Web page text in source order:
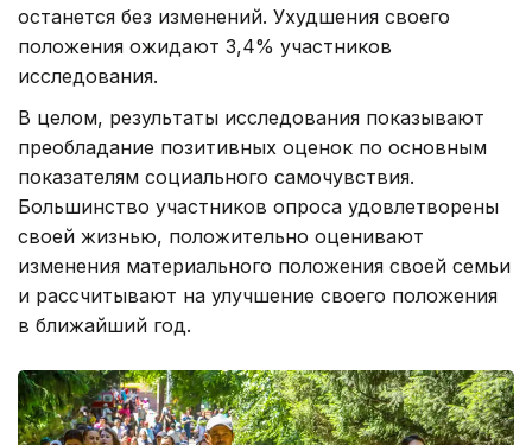
останется без изменений. Ухудшения своего
положения ожидают 3,4% участников
исследования.
В целом, результаты исследования показывают
преобладание позитивных оценок по основным
показателям социального самочувствия.
Большинство участников опроса удовлетворены
своей жизнью, положительно оценивают
изменения материального положения своей семьи
и рассчитывают на улучшение своего положения
в ближайший год.